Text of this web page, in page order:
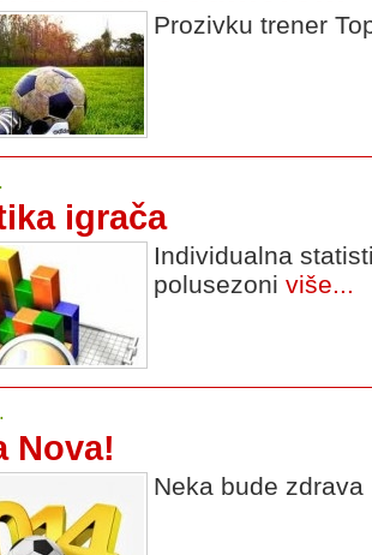
Prozivku trener
igrača
Individualna
polusezoni više...
Nova!
Neka bude